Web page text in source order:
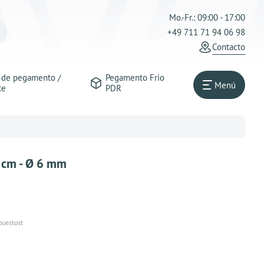
Mo.-Fr.: 09:00 - 17:00
+49 711 71 94 06 98
Contacto
de pegamento /
Pegamento Frio
PDR
Menú
- Ø 6 mm